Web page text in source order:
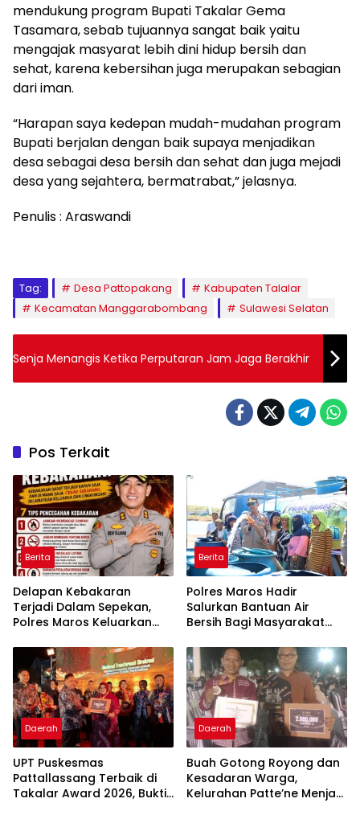
mendukung program Bupati Takalar Gema
Tasamara, sebab tujuannya sangat baik yaitu
mengajak masyarat lebih dini hidup bersih dan
sehat, karena kebersihan juga merupakan sebagian
dari iman.
“Harapan saya kedepan mudah-mudahan program
Bupati berjalan dengan baik supaya menjadikan
desa sebagai desa bersih dan sehat dan juga mejadi
desa yang sejahtera, bermatrabat,” jelasnya.
Penulis : Araswandi
Tag: Desa Pattopakang
Kabupaten Talalar
Kecamatan Manggarabombang
Sulawesi Selatan
Senja Menangis Ketika Perputaran Jam Jaga Berakhir
Pos Terkait
Berita
Delapan Kebakaran
Terjadi Dalam Sepekan,
Polres Maros Keluarkan
Masyarakat
Berita
Polres Maros Hadir
Salurkan Bantuan Air
Bersih Bagi Masyarakat
Di Maros
Daerah
UPT Puskesmas
Pattallassang Terbaik di
Takalar Award 2026, Bukti
Daerah
Buah Gotong Royong dan
Kesadaran Warga,
Kelurahan Patte’ne Menjadi